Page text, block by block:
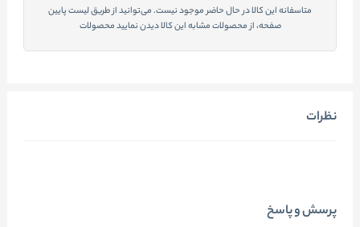
متاسفانه این کالا در حال حاضر موجود نیست. می‌توانید از طریق لیست پایین
صفحه، از محصولات مشابه این کالا دیدن نمایید محصولات
نظرات
پرسش و پاسخ